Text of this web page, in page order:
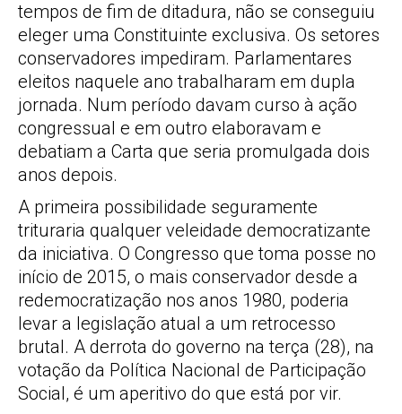
tempos de fim de ditadura, não se conseguiu
eleger uma Constituinte exclusiva. Os setores
conservadores impediram. Parlamentares
eleitos naquele ano trabalharam em dupla
jornada. Num período davam curso à ação
congressual e em outro elaboravam e
debatiam a Carta que seria promulgada dois
anos depois.
A primeira possibilidade seguramente
trituraria qualquer veleidade democratizante
da iniciativa. O Congresso que toma posse no
início de 2015, o mais conservador desde a
redemocratização nos anos 1980, poderia
levar a legislação atual a um retrocesso
brutal. A derrota do governo na terça (28), na
votação da Política Nacional de Participação
Social, é um aperitivo do que está por vir.